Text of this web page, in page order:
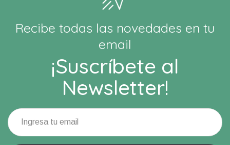
Recibe todas las novedades en tu
email
¡Suscríbete al
Newsletter!